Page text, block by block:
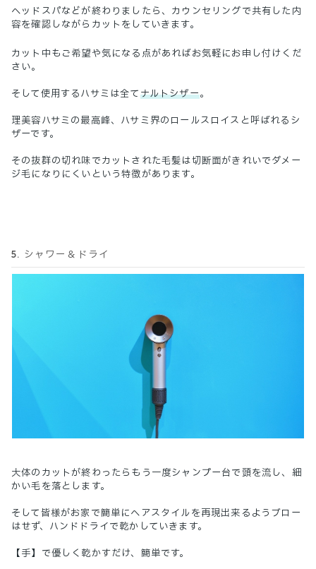
ヘッドスパなどが終わりましたら、カウンセリングで共有した内
容を確認しながらカットをしていきます。
カット中もご希望や気になる点があればお気軽にお申し付けくだ
さい。
そして使用するハサミは全てナルトシザー。
理美容ハサミの最高峰、ハサミ界のロールスロイスと呼ばれるシ
ザーです。
その抜群の切れ味でカットされた毛髪は切断面がきれいでダメー
ジ毛になりにくいという特徴があります。
5. シャワー＆ドライ
大体のカットが終わったらもう一度シャンプー台で頭を流し、細
かい毛を落とします。
そして皆様がお家で簡単にヘアスタイルを再現出来るようブロー
はせず、ハンドドライで乾かしていきます。
【手】で優しく乾かすだけ、簡単です。